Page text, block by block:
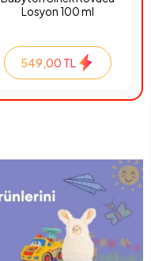
Losyon 100 ml
549,00 TL